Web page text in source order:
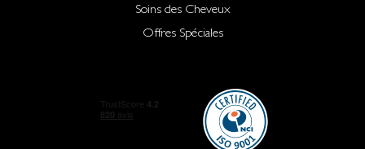
Soins des Cheveux
Offres Spéciales